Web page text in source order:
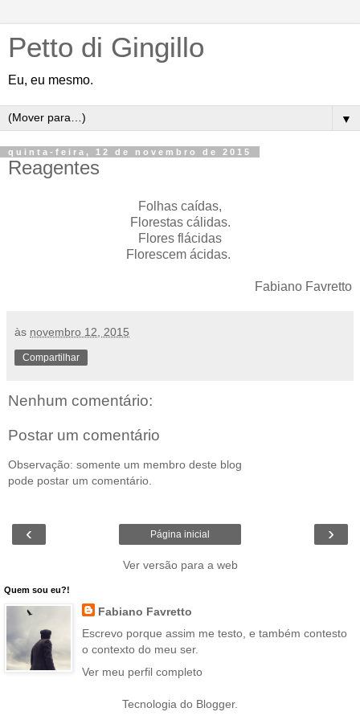
Petto di Gingillo
Eu, eu mesmo.
▼
quinta-feira, 12 de novembro de 2015
Reagentes
Folhas caídas,
Florestas cálidas.
Flores flácidas
Florescem ácidas.
Fabiano Favretto
às novembro 12, 2015
Compartilhar
Nenhum comentário:
Postar um comentário
Observação: somente um membro deste blog
pode postar um comentário.
‹ ›
Página inicial
Ver versão para a web
Quem sou eu?!
Fabiano Favretto
Escrevo porque assim me testo, e também contesto
o contexto do meu ser.
Ver meu perfil completo
Tecnologia do Blogger.